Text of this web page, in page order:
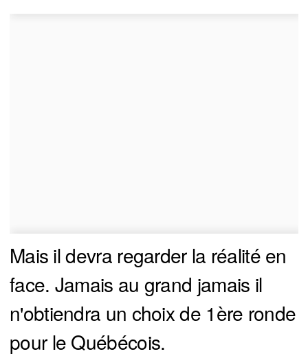
Mais il devra regarder la réalité en
face. Jamais au grand jamais il
n'obtiendra un choix de 1ère ronde
pour le Québécois.